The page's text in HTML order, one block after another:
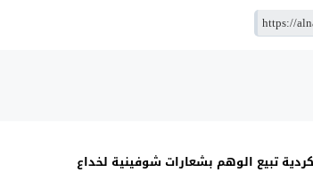
تبيع الوهم بشعارات شوفينية لخداع